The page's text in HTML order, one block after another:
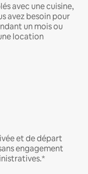
avec une cuisine,
avez besoin pour
un mois ou
location
et de départ
engagement